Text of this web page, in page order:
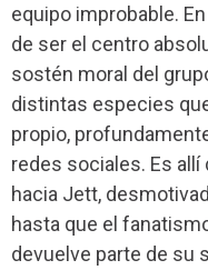
equipo improbable.
de ser el centro
sostén moral del
distintas especies
propio,
redes sociales. Es
hacia Jett,
hasta que el
devuelve parte de su